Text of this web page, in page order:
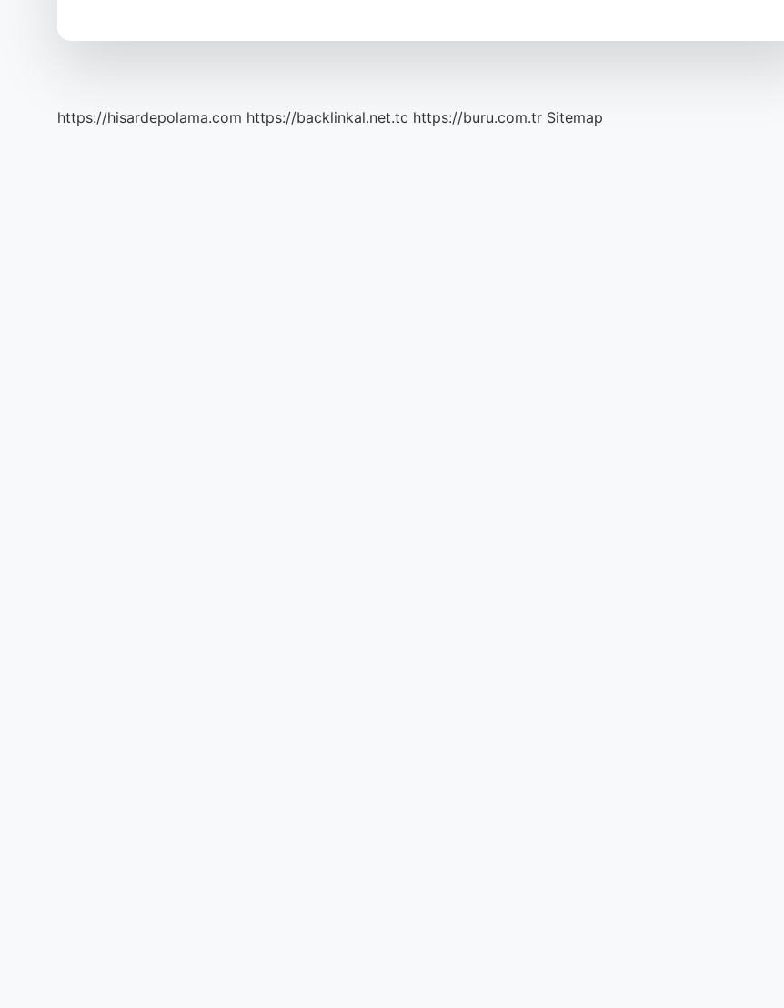
https://hisardepolama.com https://backlinkal.net.tc https://buru.com.tr Sitemap